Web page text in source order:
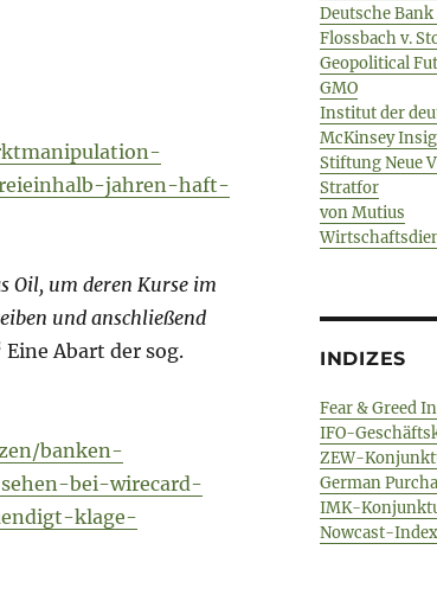
jahren-haft-
Oil, um deren Kurse im
und anschließend
Eine Abart der sog.
banken-
bei-wirecard-
klage-
Deutsche
Flossbach v.
Geopolitical
GMO
Institut der
McKinsey
Stiftung Neue
Stratfor
von Mutius
INDIZES
Fear & Greed
IFO-
ZEW-
German
IMK-
Nowcast-Index